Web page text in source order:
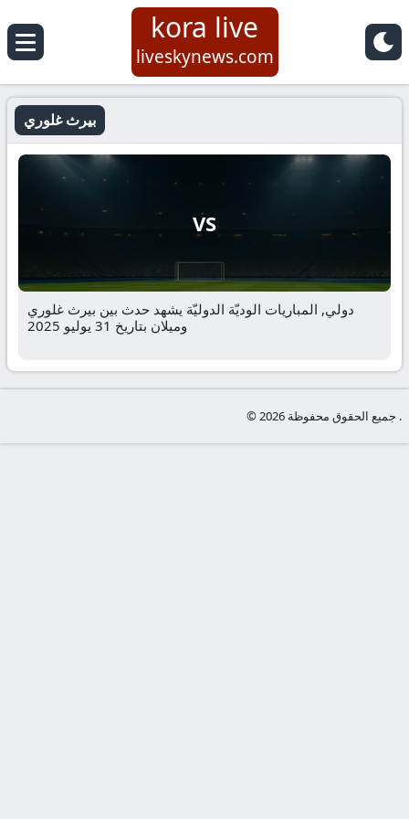
kora live
liveskynews.com
بيرث غلوري
VS
دولي, المباريات الوديّة الدوليّة يشهد حدث بين بيرث غلوري
وميلان بتاريخ 31 يوليو 2025
© جميع الحقوق محفوظة 2026 .